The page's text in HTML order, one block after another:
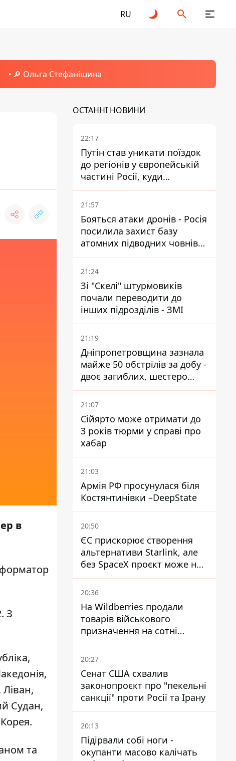
RU
🔎 Ольга Стефанішина
в
З
Ліван,
Судан,
та
ОСТАННІ НОВИНИ
22:17
Путін став уникати поїздок
до регіонів у європейській
частині Росії, куди
регулярно долітають дрони
21:57
Бояться атаки дронів - Росія
посилила захист базу
атомних підводних човнів
за 7400 км від України
21:24
Зі "Скелі" штурмовиків
почали переводити до
інших підрозділів - ЗМІ
21:19
Дніпропетровщина зазнала
майже 50 обстрілів за добу -
двоє загиблих, шестеро
постраждалих
21:07
Сійярто може отримати до
3 років тюрми у справі про
хабар
21:03
Армія РФ просунулася біля
Костянтинівки –DeepState
20:50
ЄС прискорює створення
альтернативи Starlink, але
без SpaceX проєкт може не
обійтися
20:36
На Wildberries продали
товарів військового
призначення на сотні
мільйонів, але удари ЗСУ
змінили ситуацію
20:27
Сенат США схвалив
законопроєкт про "пекельні
санкції" проти Росії та Ірану
20:13
Підірвали собі ноги -
окупанти масово калічать